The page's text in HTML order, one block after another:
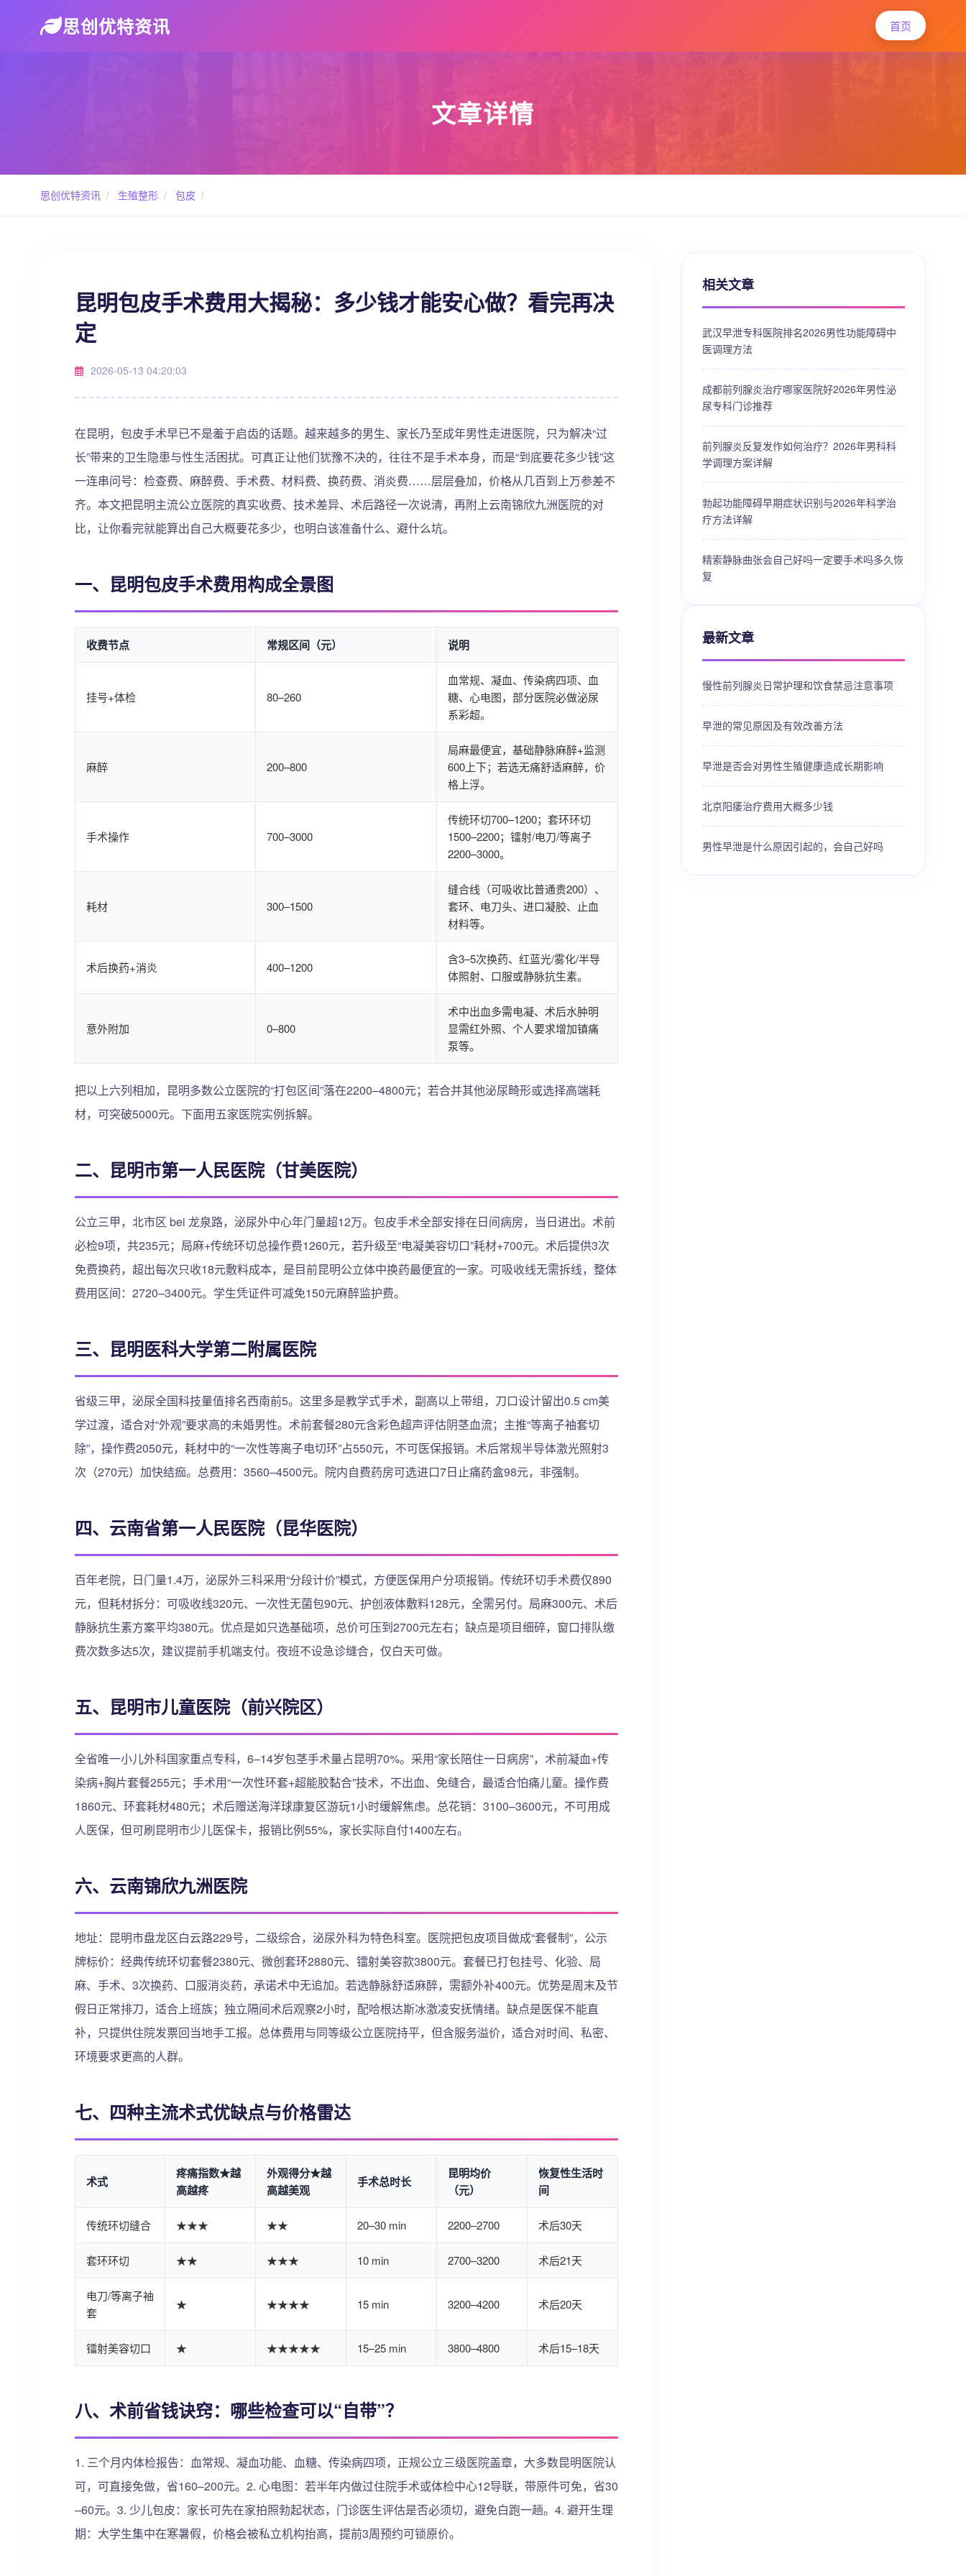
思创优特资讯 首页
文章详情
思创优特资讯 / 生殖整形 / 包皮 /
昆明包皮手术费用大揭秘：多少钱才能安心做？看完再决
定
2026-05-13 04:20:03
在昆明，包皮手术早已不是羞于启齿的话题。越来越多的男生、家长乃至成年男性走进医院，只为解决“过
长”带来的卫生隐患与性生活困扰。可真正让他们犹豫不决的，往往不是手术本身，而是“到底要花多少钱”这
一连串问号：检查费、麻醉费、手术费、材料费、换药费、消炎费……层层叠加，价格从几百到上万参差不
齐。本文把昆明主流公立医院的真实收费、技术差异、术后路径一次说清，再附上云南锦欣九洲医院的对
比，让你看完就能算出自己大概要花多少，也明白该准备什么、避什么坑。
一、昆明包皮手术费用构成全景图
收费节点 常规区间（元） 说明
挂号+体检 80–260
血常规、凝血、传染病四项、血
糖、心电图，部分医院必做泌尿
系彩超。
麻醉 200–800
局麻最便宜，基础静脉麻醉+监测
600上下；若选无痛舒适麻醉，价
格上浮。
手术操作 700–3000
传统环切700–1200；套环环切
1500–2200；镭射/电刀/等离子
2200–3000。
耗材 300–1500
缝合线（可吸收比普通贵200）、
套环、电刀头、进口凝胶、止血
材料等。
术后换药+消炎 400–1200
含3–5次换药、红蓝光/雾化/半导
体照射、口服或静脉抗生素。
意外附加 0–800
术中出血多需电凝、术后水肿明
显需红外照、个人要求增加镇痛
泵等。
把以上六列相加，昆明多数公立医院的“打包区间”落在2200–4800元；若合并其他泌尿畸形或选择高端耗
材，可突破5000元。下面用五家医院实例拆解。
二、昆明市第一人民医院（甘美医院）
公立三甲，北市区 bei 龙泉路，泌尿外中心年门量超12万。包皮手术全部安排在日间病房，当日进出。术前
必检9项，共235元；局麻+传统环切总操作费1260元，若升级至“电凝美容切口”耗材+700元。术后提供3次
免费换药，超出每次只收18元敷料成本，是目前昆明公立体中换药最便宜的一家。可吸收线无需拆线，整体
费用区间：2720–3400元。学生凭证件可减免150元麻醉监护费。
三、昆明医科大学第二附属医院
省级三甲，泌尿全国科技量值排名西南前5。这里多是教学式手术，副高以上带组，刀口设计留出0.5 cm美
学过渡，适合对“外观”要求高的未婚男性。术前套餐280元含彩色超声评估阴茎血流；主推“等离子袖套切
除”，操作费2050元，耗材中的“一次性等离子电切环”占550元，不可医保报销。术后常规半导体激光照射3
次（270元）加快结痂。总费用：3560–4500元。院内自费药房可选进口7日止痛药盒98元，非强制。
四、云南省第一人民医院（昆华医院）
百年老院，日门量1.4万，泌尿外三科采用“分段计价”模式，方便医保用户分项报销。传统环切手术费仅890
元，但耗材拆分：可吸收线320元、一次性无菌包90元、护创液体敷料128元，全需另付。局麻300元、术后
静脉抗生素方案平均380元。优点是如只选基础项，总价可压到2700元左右；缺点是项目细碎，窗口排队缴
费次数多达5次，建议提前手机端支付。夜班不设急诊缝合，仅白天可做。
五、昆明市儿童医院（前兴院区）
全省唯一小儿外科国家重点专科，6–14岁包茎手术量占昆明70%。采用“家长陪住一日病房”，术前凝血+传
染病+胸片套餐255元；手术用“一次性环套+超能胶黏合”技术，不出血、免缝合，最适合怕痛儿童。操作费
1860元、环套耗材480元；术后赠送海洋球康复区游玩1小时缓解焦虑。总花销：3100–3600元，不可用成
人医保，但可刷昆明市少儿医保卡，报销比例55%，家长实际自付1400左右。
六、云南锦欣九洲医院
地址：昆明市盘龙区白云路229号，二级综合，泌尿外科为特色科室。医院把包皮项目做成“套餐制”，公示
牌标价：经典传统环切套餐2380元、微创套环2880元、镭射美容款3800元。套餐已打包挂号、化验、局
麻、手术、3次换药、口服消炎药，承诺术中无追加。若选静脉舒适麻醉，需额外补400元。优势是周末及节
假日正常排刀，适合上班族；独立隔间术后观察2小时，配哈根达斯冰激凌安抚情绪。缺点是医保不能直
补，只提供住院发票回当地手工报。总体费用与同等级公立医院持平，但含服务溢价，适合对时间、私密、
环境要求更高的人群。
七、四种主流术式优缺点与价格雷达
术式
疼痛指数★越
高越疼
外观得分★越
高越美观
手术总时长
昆明均价
（元）
恢复性生活时
间
传统环切缝合 ★★★ ★★ 20–30 min 2200–2700 术后30天
套环环切 ★★ ★★★ 10 min 2700–3200 术后21天
电刀/等离子袖
套
★ ★★★★ 15 min 3200–4200 术后20天
镭射美容切口 ★ ★★★★★ 15–25 min 3800–4800 术后15–18天
八、术前省钱诀窍：哪些检查可以“自带”？
1. 三个月内体检报告：血常规、凝血功能、血糖、传染病四项，正规公立三级医院盖章，大多数昆明医院认
可，可直接免做，省160–200元。2. 心电图：若半年内做过住院手术或体检中心12导联，带原件可免，省30
–60元。3. 少儿包皮：家长可先在家拍照勃起状态，门诊医生评估是否必须切，避免白跑一趟。4. 避开生理
期：大学生集中在寒暑假，价格会被私立机构抬高，提前3周预约可锁原价。
相关文章
武汉早泄专科医院排名2026男性功能障碍中
医调理方法
成都前列腺炎治疗哪家医院好2026年男性泌
尿专科门诊推荐
前列腺炎反复发作如何治疗？2026年男科科
学调理方案详解
勃起功能障碍早期症状识别与2026年科学治
疗方法详解
精索静脉曲张会自己好吗一定要手术吗多久恢
复
最新文章
慢性前列腺炎日常护理和饮食禁忌注意事项
早泄的常见原因及有效改善方法
早泄是否会对男性生殖健康造成长期影响
北京阳痿治疗费用大概多少钱
男性早泄是什么原因引起的，会自己好吗